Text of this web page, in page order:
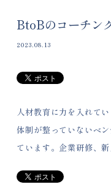
BtoBのコーチン
2023.08.13
人材教育に力を入れて
体制が整っていないベ
ています。企業研修、